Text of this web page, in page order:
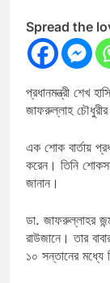
Spread the
প্রধানমন্ত্রী শেখ
জাফরুল্লাহ
এক শোক বার্তায়
করেন। তিনি
জানান।
ডা. জাফরুল্লাহর
রাউজানে। তার
১০ সন্তানের মধ্যে